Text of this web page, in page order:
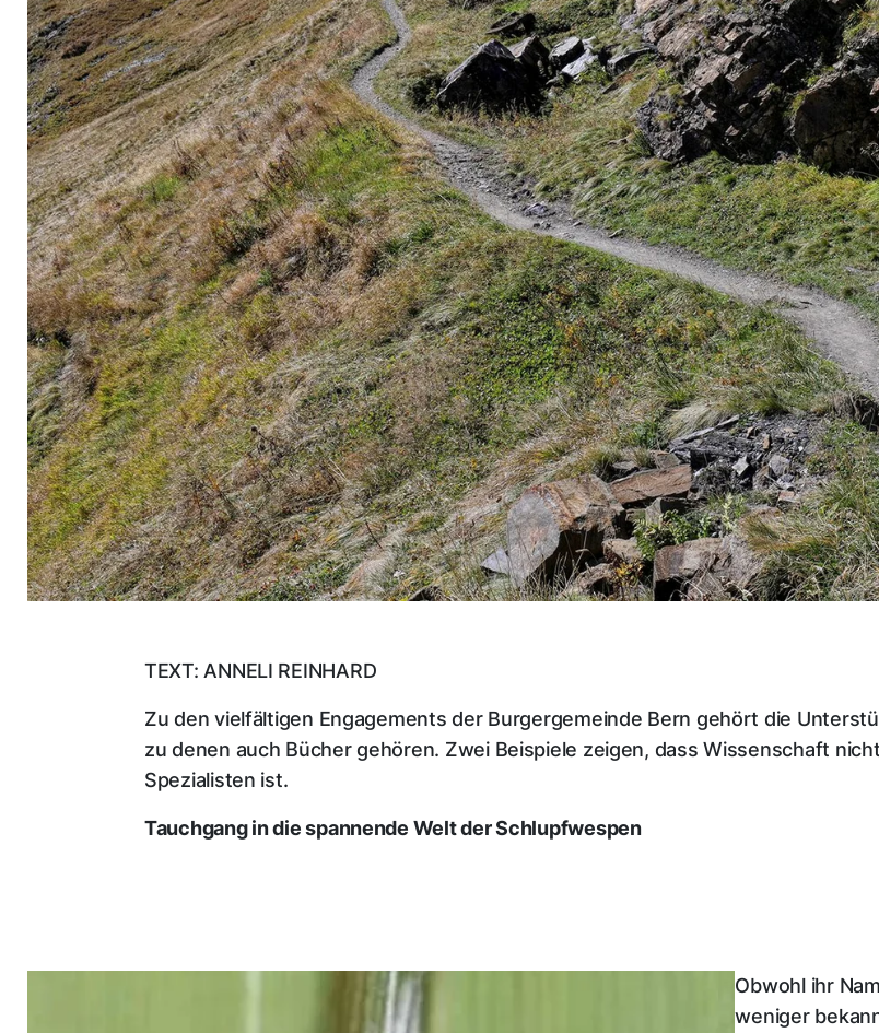
TEXT: ANNELI REINHARD
Zu den vielfältigen Engagements der Burgergemeinde Bern gehört die
zu denen auch Bücher gehören. Zwei Beispiele zeigen, dass Wissenschaft
Spezialisten ist.
Tauchgang in die spannende Welt der Schlupfwespen
Obwohl ihr
weniger